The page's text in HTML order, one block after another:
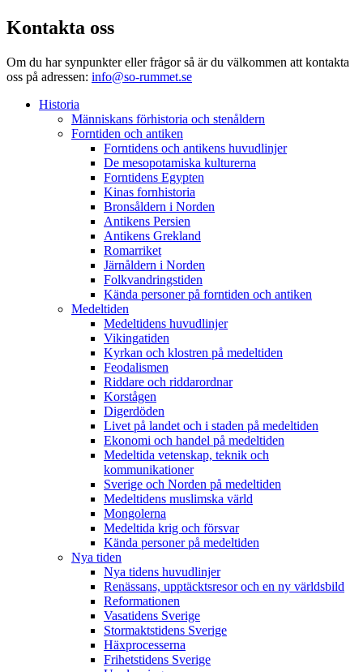
Kontakta oss
Om du har synpunkter eller frågor så är du välkommen att kontakta
oss på adressen: info@so-rummet.se
Historia
Människans förhistoria och stenåldern
Forntiden och antiken
Forntidens och antikens huvudlinjer
De mesopotamiska kulturerna
Forntidens Egypten
Kinas fornhistoria
Bronsåldern i Norden
Antikens Persien
Antikens Grekland
Romarriket
Järnåldern i Norden
Folkvandringstiden
Kända personer på forntiden och antiken
Medeltiden
Medeltidens huvudlinjer
Vikingatiden
Kyrkan och klostren på medeltiden
Feodalismen
Riddare och riddarordnar
Korstågen
Digerdöden
Livet på landet och i staden på medeltiden
Ekonomi och handel på medeltiden
Medeltida vetenskap, teknik och
kommunikationer
Sverige och Norden på medeltiden
Medeltidens muslimska värld
Mongolerna
Medeltida krig och försvar
Kända personer på medeltiden
Nya tiden
Nya tidens huvudlinjer
Renässans, upptäcktsresor och en ny världsbild
Reformationen
Vasatidens Sverige
Stormaktstidens Sverige
Häxprocesserna
Frihetstidens Sverige